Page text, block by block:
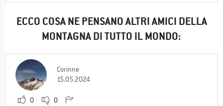
ECCO COSA NE PENSANO ALTRI AMICI DELLA
MONTAGNA DI TUTTO IL MONDO:
Corinne
15.05.2024
0 0